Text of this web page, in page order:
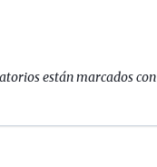
están marcados con